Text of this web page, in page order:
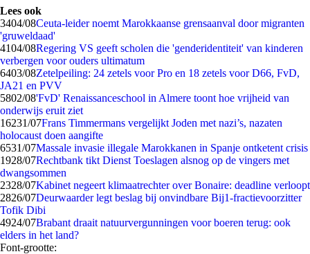
Lees ook
3404/08Ceuta-leider noemt Marokkaanse grensaanval door migranten
'gruweldaad'
4104/08Regering VS geeft scholen die 'genderidentiteit' van kinderen
verbergen voor ouders ultimatum
6403/08Zetelpeiling: 24 zetels voor Pro en 18 zetels voor D66, FvD,
JA21 en PVV
5802/08'FvD' Renaissanceschool in Almere toont hoe vrijheid van
onderwijs eruit ziet
16231/07Frans Timmermans vergelijkt Joden met nazi’s, nazaten
holocaust doen aangifte
6531/07Massale invasie illegale Marokkanen in Spanje ontketent crisis
1928/07Rechtbank tikt Dienst Toeslagen alsnog op de vingers met
dwangsommen
2328/07Kabinet negeert klimaatrechter over Bonaire: deadline verloopt
2826/07Deurwaarder legt beslag bij onvindbare Bij1-fractievoorzitter
Tofik Dibi
4924/07Brabant draait natuurvergunningen voor boeren terug: ook
elders in het land?
Font-grootte: